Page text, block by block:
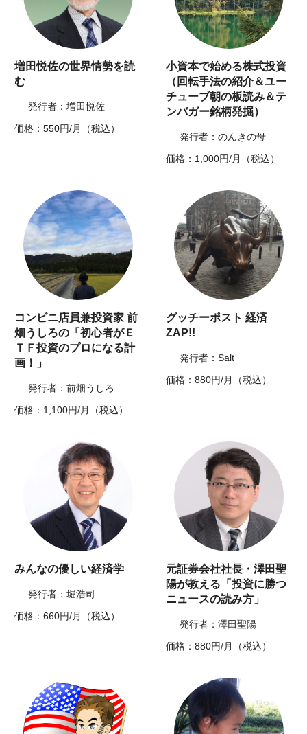
増田悦佐の世界情勢を読
む
発行者：増田悦佐
価格：550円/月（税込）
小資本で始める株式投資
（回転手法の紹介＆ユー
チューブ朝の板読み＆テ
ンバガー銘柄発掘）
発行者：のんきの母
価格：1,000円/月（税込）
コンビニ店員兼投資家 前
畑うしろの「初心者がＥ
ＴＦ投資のプロになる計
画！」
発行者：前畑うしろ
価格：1,100円/月（税込）
グッチーポスト 経済
ZAP!!
発行者：Salt
価格：880円/月（税込）
みんなの優しい経済学
発行者：堀浩司
価格：660円/月（税込）
元証券会社社長・澤田聖
陽が教える「投資に勝つ
ニュースの読み方」
発行者：澤田聖陽
価格：880円/月（税込）